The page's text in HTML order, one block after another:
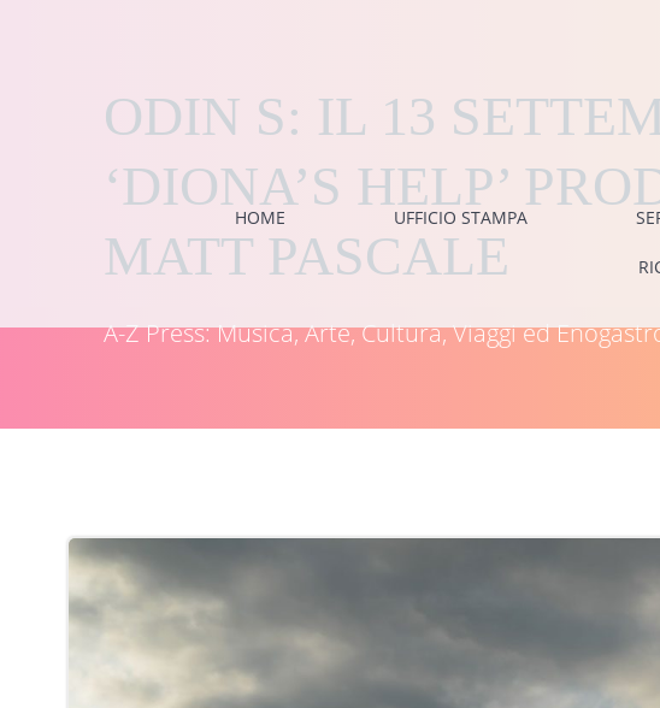
HOME UFFICIO STAMPA
ODIN S: IL 13
‘DIONA’S HELP’
MATT PASCALE
A-Z Press: Musica, Arte, Cultura, Viaggi ed